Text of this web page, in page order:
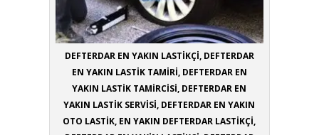
DEFTERDAR EN YAKIN LASTİKÇİ, DEFTERDAR
EN YAKIN LASTİK TAMİRİ, DEFTERDAR EN
YAKIN LASTİK TAMİRCİSİ, DEFTERDAR EN
YAKIN LASTİK SERVİSİ, DEFTERDAR EN YAKIN
OTO LASTİK, EN YAKIN DEFTERDAR LASTİKÇİ,